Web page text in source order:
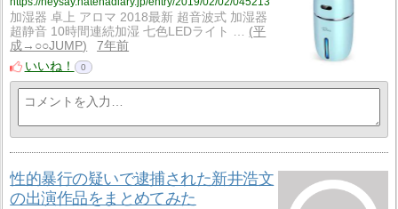
加湿器 卓上 アロマ 2018最新 超音波式 加湿器
超静音 10時間連続加湿 七色LEDライト …
平
成→○○JUMP
7年前
いいね！
0
性的暴行の疑いで逮捕された新井浩文
の出演作品をまとめてみた